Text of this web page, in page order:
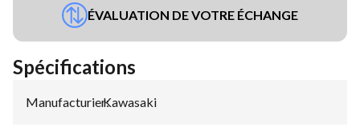
ÉVALUATION DE VOTRE ÉCHANGE
Spécifications
Manufacturier:
Kawasaki